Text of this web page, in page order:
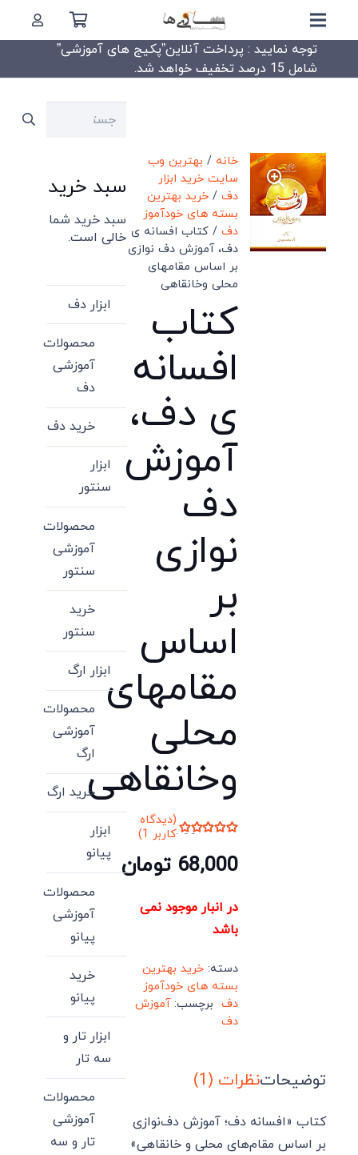
توجه نمایید : پرداخت آنلاین”پکیج های آموزشی”
شامل 15 درصد تخفیف خواهد شد.
خانه / بهترین وب
سایت خرید ابزار
دف /خرید بهترین
بسته های خودآموز
دف / کتاب افسانه ی
دف، آموزش دف نوازی
بر اساس مقامهای
محلی وخانقاهی
کتاب
افسانه
ی دف،
آموزش
دف
نوازی
بر
اساس
مقامهای
محلی
وخانقاهی
5.00از 5 امتیاز
1
مشتری
(دیدگاه
کاربر 1
)
68,000 تومان
در انبار موجود نمی
باشد
دسته:خرید بهترین
بسته های خودآموز
دف برچسب:آموزش
دف
توضیحاتنظرات (1)
کتاب «افسانه دف؛ آموزش دف‌نوازی
بر اساس مقام‌های محلی و خانقاهی»
جستجو
سبد خرید
سبد خرید شما
خالی است.
ابزار دف
محصولات
آموزشی
دف
خرید دف
ابزار
سنتور
محصولات
آموزشی
سنتور
خرید
سنتور
ابزار ارگ
محصولات
آموزشی
ارگ
خرید ارگ
ابزار
پیانو
محصولات
آموزشی
پیانو
خرید
پیانو
ابزار تار و
سه تار
محصولات
آموزشی
تار و سه